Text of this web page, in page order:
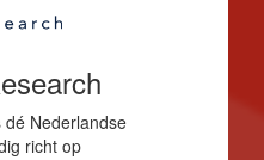
dé Nederlandse
richt op